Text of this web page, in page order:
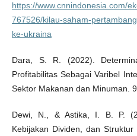
https://www.cnnindonesia.com/
767526/kilau-saham-
ke-ukraina
Dara, S. R. (2022).
Profitabilitas Sebagai Varibel
Sektor Makanan dan Minuman.
Dewi, N., & Astika, I. B. P.
Kebijakan Dividen, dan